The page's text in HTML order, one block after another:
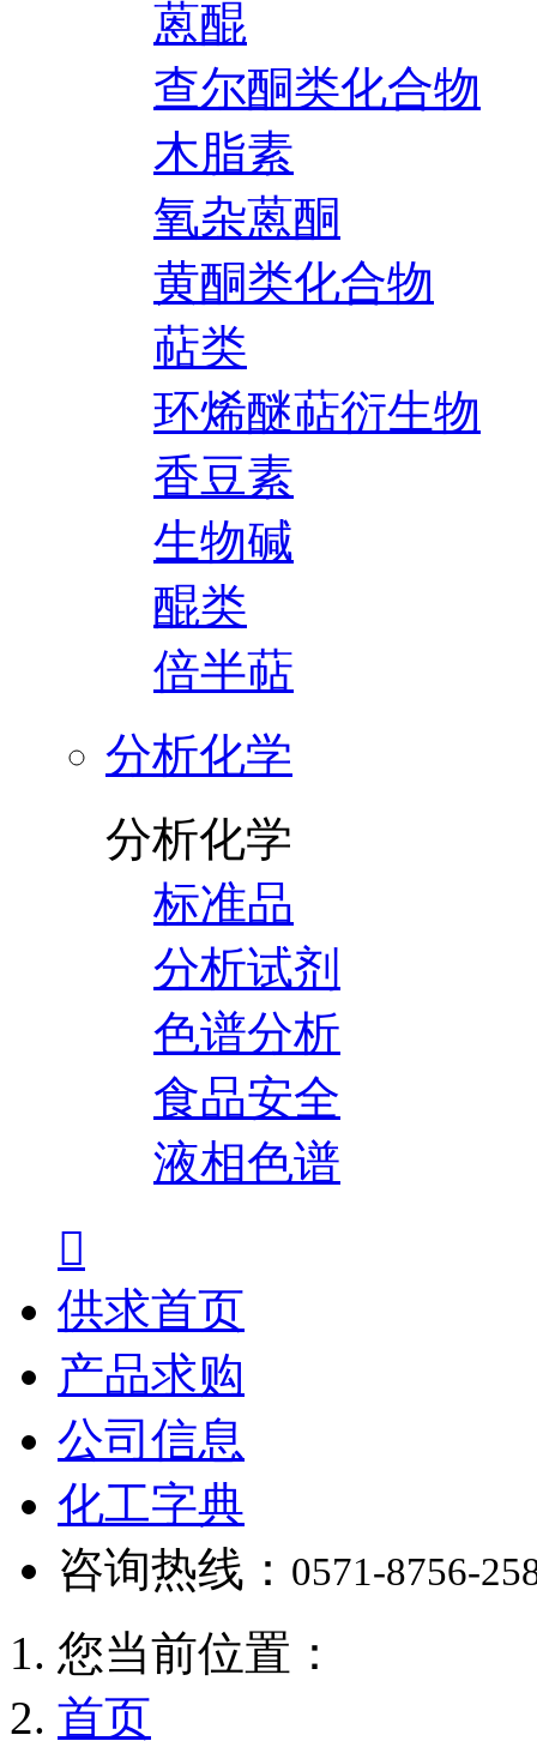
蒽醌
查尔酮类化合物
木脂素
氧杂蒽酮
黄酮类化合物
萜类
环烯醚萜衍生物
香豆素
生物碱
醌类
倍半萜
分析化学
分析化学
标准品
分析试剂
色谱分析
食品安全
液相色谱

供求首页
产品求购
公司信息
化工字典
咨询热线： 0571-8756-
您当前位置：
首页